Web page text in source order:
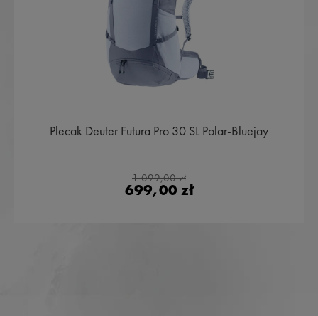
Plecak Deuter Futura Pro 30 SL Polar-Bluejay
1 099,00 zł
699,00 zł